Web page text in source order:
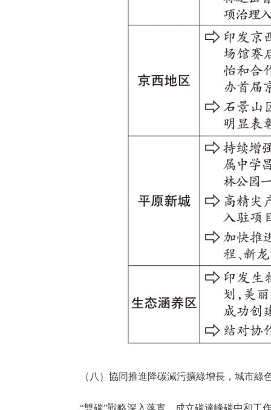
（八）協同推進降碳減污擴綠增長，城市綠
“雙碳”戰略深入落實。成立碳達峰碳中和工作